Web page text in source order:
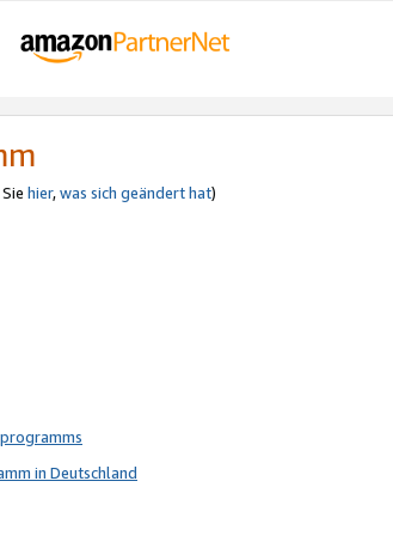
hier,was sich geändert hat)
in Deutschland